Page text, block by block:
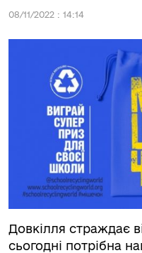
08/11/2022 : 14:14
Довкілля страждає
сьогодні потрібна